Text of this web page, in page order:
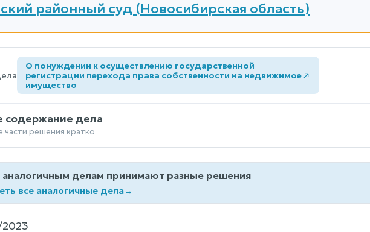
районный суд (Новосибирская область)
О понуждении к осуществлению государственной
регистрации перехода права собственности на недвижимое
имущество
содержание дела
части решения кратко
делам принимают разные решения
все аналогичные дела→